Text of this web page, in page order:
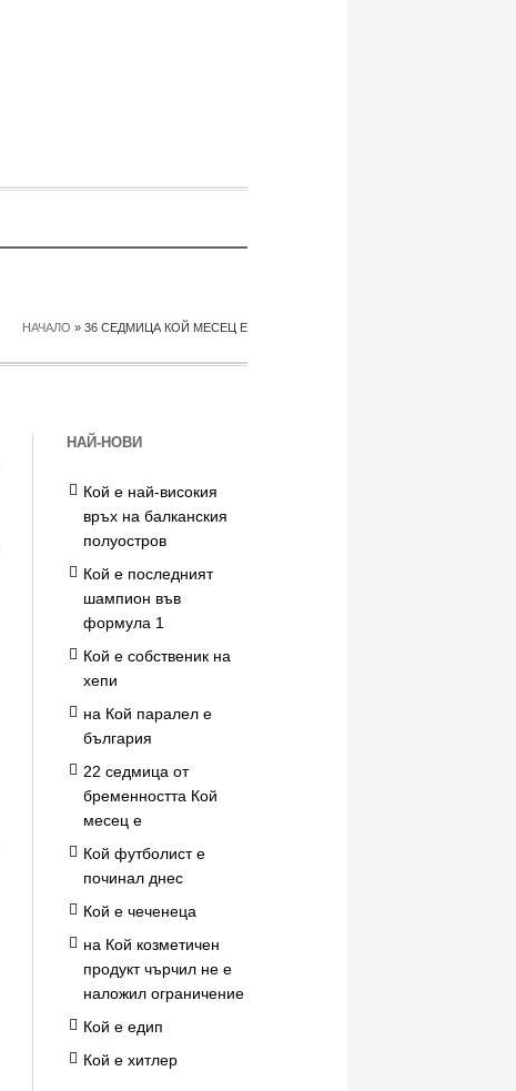
НАЧАЛО » 36 СЕДМИЦА КОЙ МЕСЕЦ Е
НАЙ-НОВИ
Кой е най-високия
връх на балканския
полуостров
Кой е последният
шампион във
формула 1
Кой е собственик на
хепи
на Кой паралел е
българия
22 седмица от
бременността Кой
месец е
Кой футболист е
починал днес
Кой е чеченеца
на Кой козметичен
продукт чърчил не е
наложил ограничение
Кой е едип
Кой е хитлер